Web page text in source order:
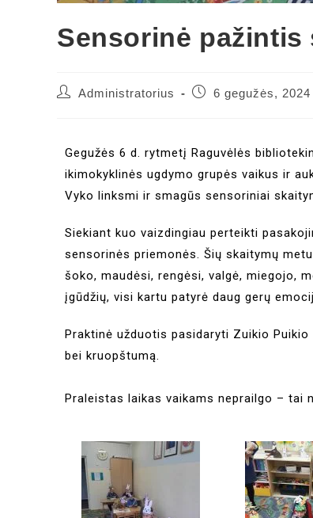
Sensorinė
Administratorius 6 gegužės, 2024
Gegužės 6 d. rytmetį Raguvėlės
ikimokyklinės ugdymo grupės vaikus ir
Vyko linksmi ir smagūs sensoriniai
Siekiant kuo vaizdingiau perteikti
sensorinės priemonės. Šių skaitymų
šoko, maudėsi, rengėsi, valgė, miegojo,
įgūdžių, visi kartu patyrė daug gerų
Praktinė užduotis pasidaryti Zuikio
bei kruopštumą.
Praleistas laikas vaikams neprailgo – tai